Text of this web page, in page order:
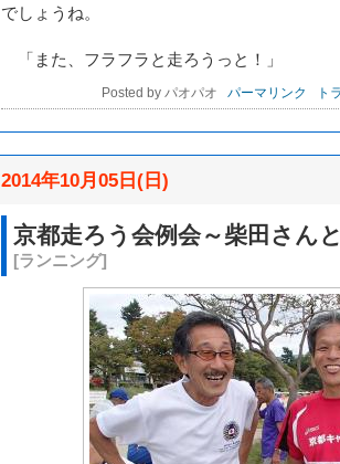
でしょうね。
「また、フラフラと走ろうっと！」
Posted by パオパオ パーマリンク ト
2014年10月05日(日)
京都走ろう会例会～柴田さん
[ランニング]